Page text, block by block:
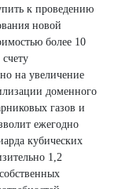
к проведению
новой
более 10
на увеличение
доменного
газов и
ежегодно
кубических
1,2